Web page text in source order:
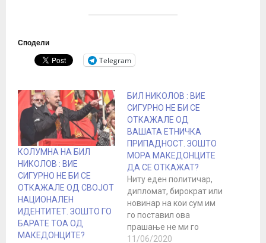
Сподели
Telegram
КОЛУМНА НА БИЛ
НИКОЛОВ : ВИЕ
СИГУРНО НЕ БИ СЕ
ОТКАЖАЛЕ ОД СВОЈОТ
НАЦИОНАЛЕН
ИДЕНТИТЕТ. ЗОШТО ГО
БАРАТЕ ТОА ОД
МАКЕДОНЦИТЕ?
БИЛ НИКОЛОВ : ВИЕ
СИГУРНО НЕ БИ СЕ
ОТКАЖАЛЕ ОД
ВАШАТА ЕТНИЧКА
ПРИПАДНОСТ. ЗОШТО
МОРА МАКЕДОНЦИТЕ
ДА СЕ ОТКАЖАТ?
Ниту еден политичар,
дипломат, бирократ или
новинар на кои сум им
го поставил ова
прашање не ми го
одговорил. Но, секогаш
11/06/2020